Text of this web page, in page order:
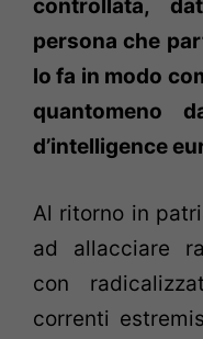
controllata,
persona che
lo fa in modo
quantomeno
d’intelligence
Al ritorno in
ad allacciare
con
correnti